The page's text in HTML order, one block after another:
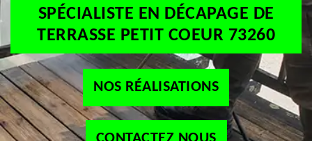
SPÉCIALISTE EN DÉCAPAGE DE
TERRASSE PETIT COEUR 73260
NOS RÉALISATIONS